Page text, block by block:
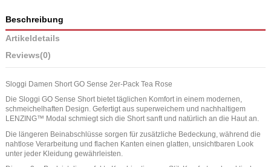
Beschreibung
Artikeldetails
Reviews(0)
Sloggi Damen Short GO Sense 2er-Pack Tea Rose
Die Sloggi GO Sense Short bietet täglichen Komfort in einem modernen,
schmeichelhaften Design. Gefertigt aus superweichem und nachhaltigem
LENZING™ Modal schmiegt sich die Short sanft und natürlich an die Haut an.
Die längeren Beinabschlüsse sorgen für zusätzliche Bedeckung, während die
nahtlose Verarbeitung und flachen Kanten einen glatten, unsichtbaren Look
unter jeder Kleidung gewährleisten.